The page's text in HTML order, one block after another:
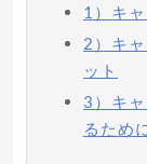
1）キ
2）キ
ット
3）キ
るため